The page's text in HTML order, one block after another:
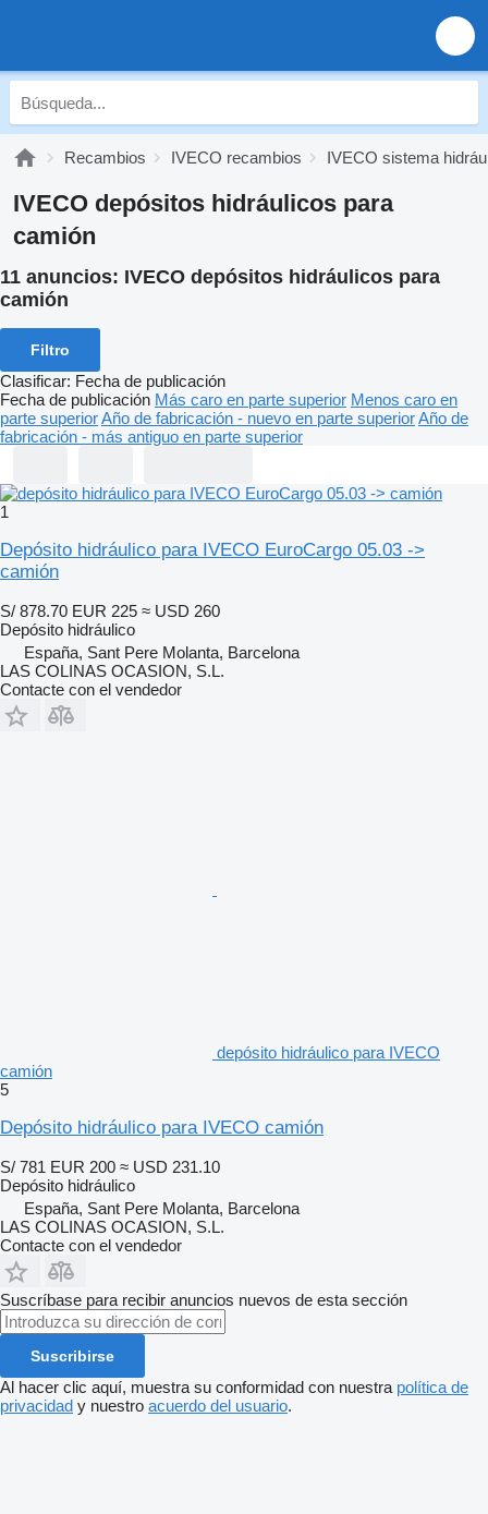
Recambios IVECO recambios IVECO sistema
IVECO depósitos hidráulicos para
camión
11 anuncios: IVECO depósitos hidráulicos para
camión
Filtro
Clasificar: Fecha de publicación
Fecha de publicación Más caro en parte superior Menos caro en
parte superiorAño de fabricación - nuevo en parte superiorAño de
fabricación - más antiguo en parte superior
1
Depósito hidráulico para IVECO EuroCargo 05.03 ->
camión
S/ 878.70 EUR 225 ≈ USD 260
Depósito hidráulico
España, Sant Pere Molanta, Barcelona
LAS COLINAS OCASION, S.L.
Contacte con el vendedor
depósito hidráulico para IVECO
camión
5
Depósito hidráulico para IVECO camión
S/ 781 EUR 200 ≈ USD 231.10
Depósito hidráulico
España, Sant Pere Molanta, Barcelona
LAS COLINAS OCASION, S.L.
Contacte con el vendedor
Suscríbase para recibir anuncios nuevos de esta sección
Suscribirse
Al hacer clic aquí, muestra su conformidad con nuestra política de
privacidad y nuestro acuerdo del usuario.